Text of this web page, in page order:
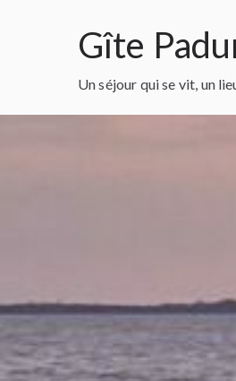
Gîte
Un séjour qui se vit, un